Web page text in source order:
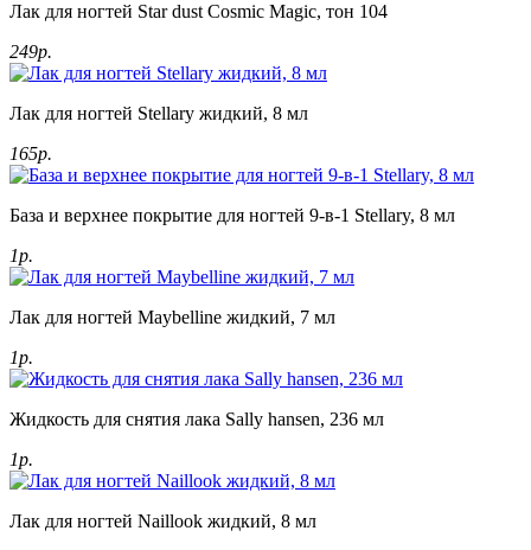
Лак для ногтей Star dust Cosmic Magic, тон 104
249р.
Лак для ногтей Stellary жидкий, 8 мл
165р.
База и верхнее покрытие для ногтей 9-в-1 Stellary, 8 мл
1р.
Лак для ногтей Maybelline жидкий, 7 мл
1р.
Жидкость для снятия лака Sally hansen, 236 мл
1р.
Лак для ногтей Naillook жидкий, 8 мл